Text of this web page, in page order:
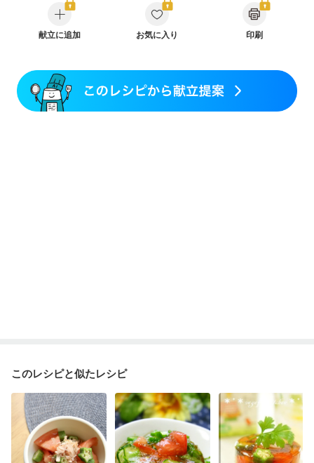
乳がん（抗がん剤治療中）
乳がん（ホルモン療法中）
乳がん（放射線治療中）
乳がん治療を終えた方・経過観察中の方など
ニキビ・肌荒れ
献立に追加 お気に入り 印刷
このレシピと似たレシピ